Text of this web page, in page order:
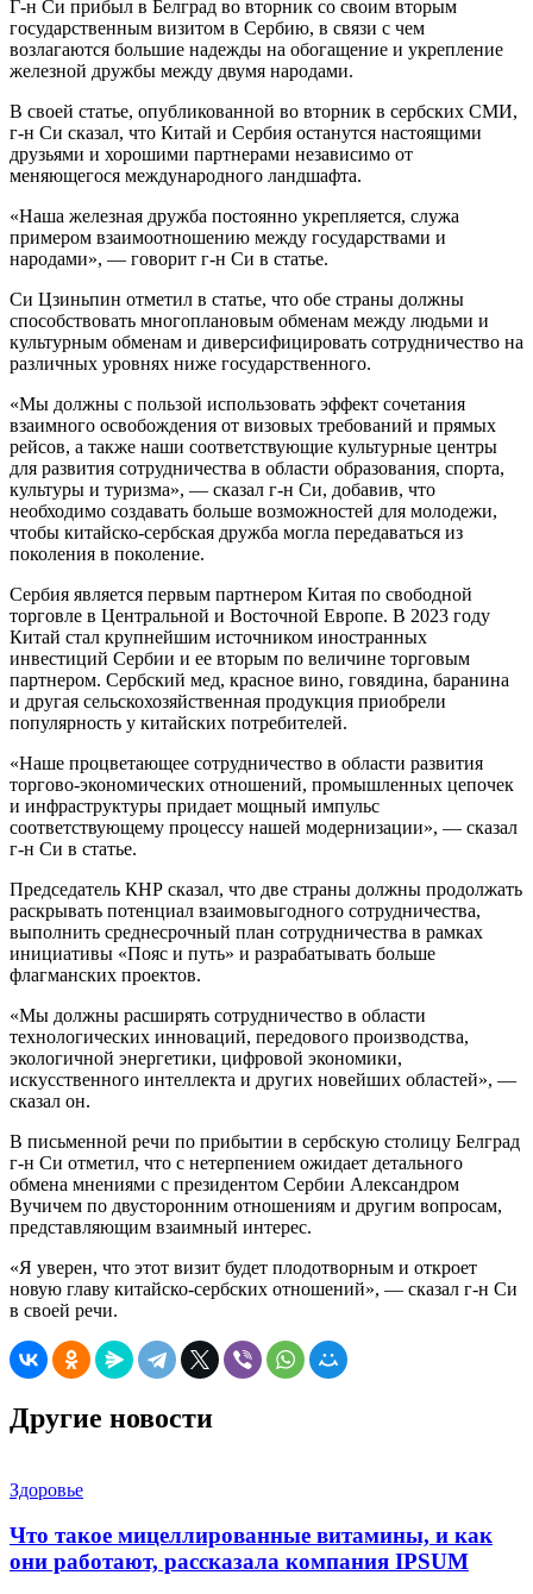
Г-н Си прибыл в Белград во вторник со своим вторым
государственным визитом в Сербию, в связи с чем
возлагаются большие надежды на обогащение и укрепление
железной дружбы между двумя народами.
В своей статье, опубликованной во вторник в сербских СМИ,
г-н Си сказал, что Китай и Сербия останутся настоящими
друзьями и хорошими партнерами независимо от
меняющегося международного ландшафта.
«Наша железная дружба постоянно укрепляется, служа
примером взаимоотношению между государствами и
народами», — говорит г-н Си в статье.
Си Цзиньпин отметил в статье, что обе страны должны
способствовать многоплановым обменам между людьми и
культурным обменам и диверсифицировать сотрудничество на
различных уровнях ниже государственного.
«Мы должны с пользой использовать эффект сочетания
взаимного освобождения от визовых требований и прямых
рейсов, а также наши соответствующие культурные центры
для развития сотрудничества в области образования, спорта,
культуры и туризма», — сказал г-н Си, добавив, что
необходимо создавать больше возможностей для молодежи,
чтобы китайско-сербская дружба могла передаваться из
поколения в поколение.
Сербия является первым партнером Китая по свободной
торговле в Центральной и Восточной Европе. В 2023 году
Китай стал крупнейшим источником иностранных
инвестиций Сербии и ее вторым по величине торговым
партнером. Сербский мед, красное вино, говядина, баранина
и другая сельскохозяйственная продукция приобрели
популярность у китайских потребителей.
«Наше процветающее сотрудничество в области развития
торгово-экономических отношений, промышленных цепочек
и инфраструктуры придает мощный импульс
соответствующему процессу нашей модернизации», — сказал
г-н Си в статье.
Председатель КНР сказал, что две страны должны продолжать
раскрывать потенциал взаимовыгодного сотрудничества,
выполнить среднесрочный план сотрудничества в рамках
инициативы «Пояс и путь» и разрабатывать больше
флагманских проектов.
«Мы должны расширять сотрудничество в области
технологических инноваций, передового производства,
экологичной энергетики, цифровой экономики,
искусственного интеллекта и других новейших областей», —
сказал он.
В письменной речи по прибытии в сербскую столицу Белград
г-н Си отметил, что с нетерпением ожидает детального
обмена мнениями с президентом Сербии Александром
Вучичем по двусторонним отношениям и другим вопросам,
представляющим взаимный интерес.
«Я уверен, что этот визит будет плодотворным и откроет
новую главу китайско-сербских отношений», — сказал г-н Си
в своей речи.
Другие новости
Здоровье
Что такое мицеллированные витамины, и как
они работают, рассказала компания IPSUM